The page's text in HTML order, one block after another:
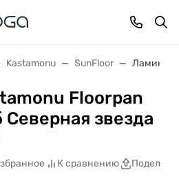
Kastamonu SunFloor Ламинат
Floorpan
звезда
К сравнению